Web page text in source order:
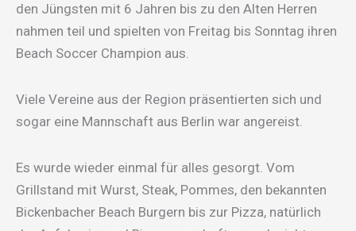
den Jüngsten mit 6 Jahren bis zu den Alten Herren
nahmen teil und spielten von Freitag bis Sonntag ihren
Beach Soccer Champion aus.
Viele Vereine aus der Region präsentierten sich und
sogar eine Mannschaft aus Berlin war angereist.
Es wurde wieder einmal für alles gesorgt. Vom
Grillstand mit Wurst, Steak, Pommes, den bekannten
Bickenbacher Beach Burgern bis zur Pizza, natürlich